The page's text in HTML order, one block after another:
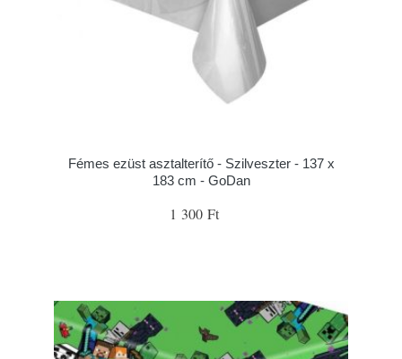
Fémes ezüst asztalterítő - Szilveszter - 137 x
183 cm - GoDan
1 300 Ft